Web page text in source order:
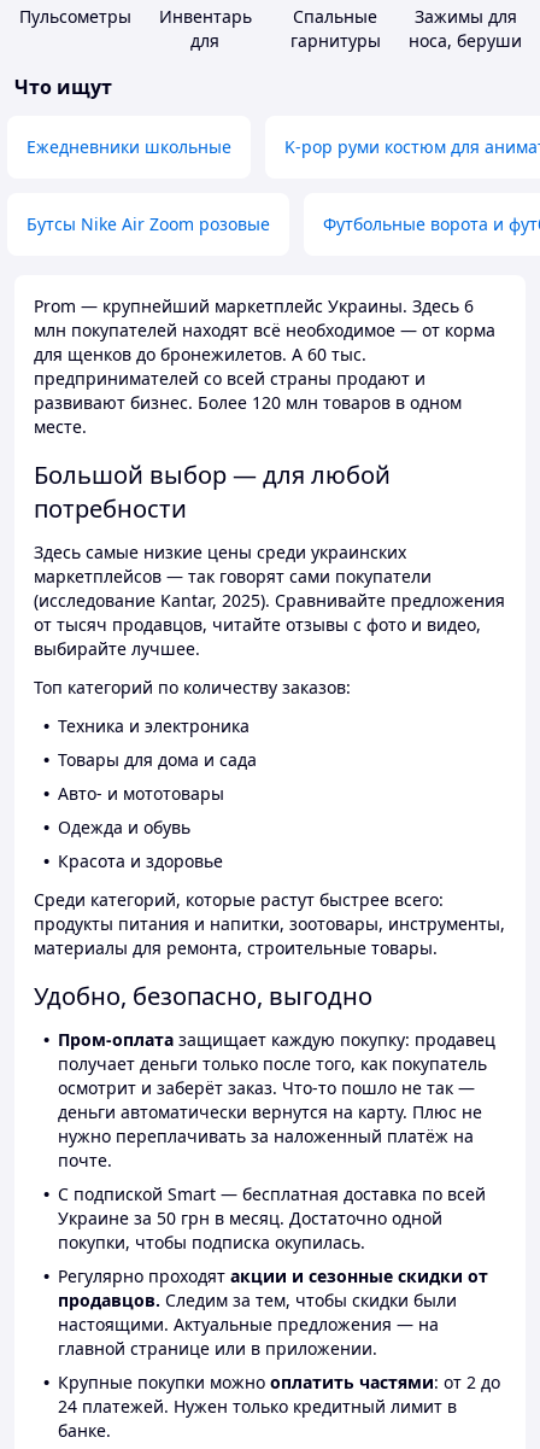
Пульсометры
Инвентарь
для
Спальные
гарнитуры
Зажимы для
носа, беруши
Что ищут
Ежедневники школьные K-pop руми костюм для
Бутсы Nike Air Zoom розовые Футбольные ворота и
Prom — крупнейший маркетплейс Украины. Здесь 6
млн покупателей находят всё необходимое — от корма
для щенков до бронежилетов. А 60 тыс.
предпринимателей со всей страны продают и
развивают бизнес. Более 120 млн товаров в одном
месте.
Большой выбор — для любой
потребности
Здесь самые низкие цены среди украинских
маркетплейсов — так говорят сами покупатели
(исследование Kantar, 2025). Сравнивайте предложения
от тысяч продавцов, читайте отзывы с фото и видео,
выбирайте лучшее.
Топ категорий по количеству заказов:
Техника и электроника
Товары для дома и сада
Авто- и мототовары
Одежда и обувь
Красота и здоровье
Среди категорий, которые растут быстрее всего:
продукты питания и напитки, зоотовары, инструменты,
материалы для ремонта, строительные товары.
Удобно, безопасно, выгодно
Пром-оплата защищает каждую покупку: продавец
получает деньги только после того, как покупатель
осмотрит и заберёт заказ. Что-то пошло не так —
деньги автоматически вернутся на карту. Плюс не
нужно переплачивать за наложенный платёж на
почте.
С подпиской Smart — бесплатная доставка по всей
Украине за 50 грн в месяц. Достаточно одной
покупки, чтобы подписка окупилась.
Регулярно проходят акции и сезонные скидки от
продавцов. Следим за тем, чтобы скидки были
настоящими. Актуальные предложения — на
главной странице или в приложении.
Крупные покупки можно оплатить частями: от 2 до
24 платежей. Нужен только кредитный лимит в
банке.